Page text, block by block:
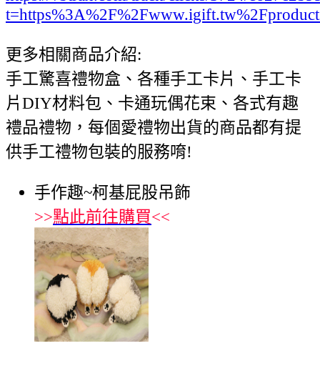
更多相關商品介紹:
手工驚喜禮物盒、各種手工卡片、手工卡
片DIY材料包、卡通玩偶花束、各式有趣
禮品禮物，每個愛禮物出貨的商品都有提
供手工禮物包裝的服務唷!
手作趣~柯基屁股吊飾
>>點此前往購買<<